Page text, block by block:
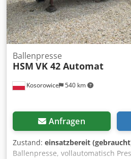
Kosorowice 540 km
Ballenpresse
HSM VK 42 Automat
Anfragen
Zustand: einsatzbereit
Ballenpresse, vollautomatisch